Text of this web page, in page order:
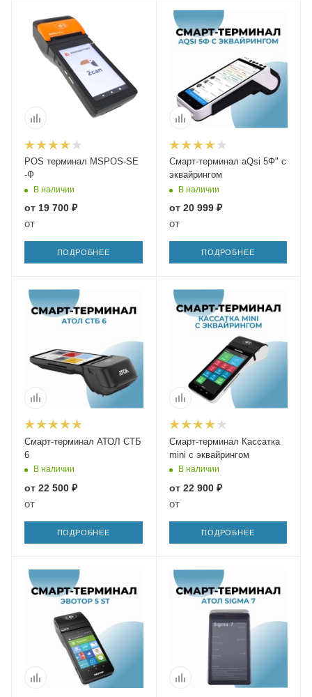
POS терминал MSPOS-SE
-Ф
В наличии
от 19 700 ₽
от
ПОДРОБНЕЕ
Смарт-терминал aQsi 5Ф" с
эквайрингом
В наличии
от 20 999 ₽
от
ПОДРОБНЕЕ
Смарт-терминал АТОЛ СТБ
6
В наличии
от 22 500 ₽
от
ПОДРОБНЕЕ
Смарт-терминал Кассатка
mini с эквайрингом
В наличии
от 22 900 ₽
от
ПОДРОБНЕЕ